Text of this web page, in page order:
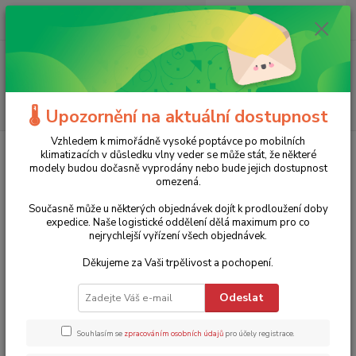
(Po-Ne, 8-20 hod.)
ks
0 Kč
Stavební nářadí Odvlhčovače vzduchu
Průmyslový odvlhčovač
TTK 75 ECO Trotec - 24h/21l
Průmyslový odvlhčovač TTK 75
ECO Trotec - 24h/21l
🌡️ Upozornění na aktuální dostupnost
Vzhledem k mimořádně vysoké poptávce po mobilních
klimatizacích v důsledku vlny veder se může stát, že některé
modely budou dočasně vyprodány nebo bude jejich dostupnost
omezená.
Současně může u některých objednávek dojít k prodloužení doby
expedice. Naše logistické oddělení dělá maximum pro co
nejrychlejší vyřízení všech objednávek.
Děkujeme za Vaši trpělivost a pochopení.
Odeslat
Souhlasím se zpracováním osobních údajů pro účely registrace.